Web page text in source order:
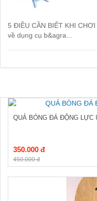
5 ĐIỀU CẦN BIẾT KHI
về dụng cụ b&agra...
QUẢ BÓNG ĐÁ ĐỘNG LỰC
350.000 đ
450.000 đ